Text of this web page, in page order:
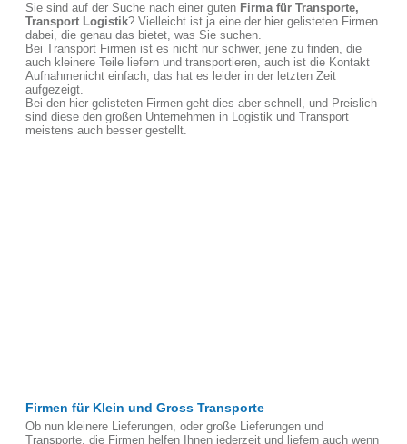
Sie sind auf der Suche nach einer guten Firma für Transporte,
Transport Logistik? Vielleicht ist ja eine der hier gelisteten Firmen
dabei, die genau das bietet, was Sie suchen.
Bei Transport Firmen ist es nicht nur schwer, jene zu finden, die
auch kleinere Teile liefern und transportieren, auch ist die Kontakt
Aufnahmenicht einfach, das hat es leider in der letzten Zeit
aufgezeigt.
Bei den hier gelisteten Firmen geht dies aber schnell, und Preislich
sind diese den großen Unternehmen in Logistik und Transport
meistens auch besser gestellt.
Firmen für Klein und Gross Transporte
Ob nun kleinere Lieferungen, oder große Lieferungen und
Transporte, die Firmen helfen Ihnen jederzeit und liefern auch wenn